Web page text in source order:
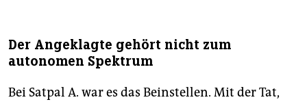
Der Angeklagte gehört nicht zum
autonomen Spektrum
Bei Satpal A. war es das Beinstellen. Mit der Tat,